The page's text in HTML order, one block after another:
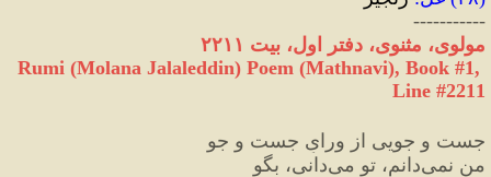
-----------
مولوی، مثنوی، دفتر اول، بیت ۲۲۱۱
Rumi (Molana Jalaleddin) Poem (Mathnavi), Book #1,
Line #2211
جست‌ و جویی از ورایِ جست‌ و جو
من نمی‌‌دانم، تو می‌‌دانی، بگو